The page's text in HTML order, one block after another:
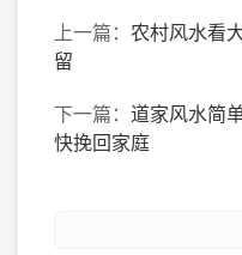
上一篇： 农村风水看
留
下一篇： 道家风水简
快挽回家庭